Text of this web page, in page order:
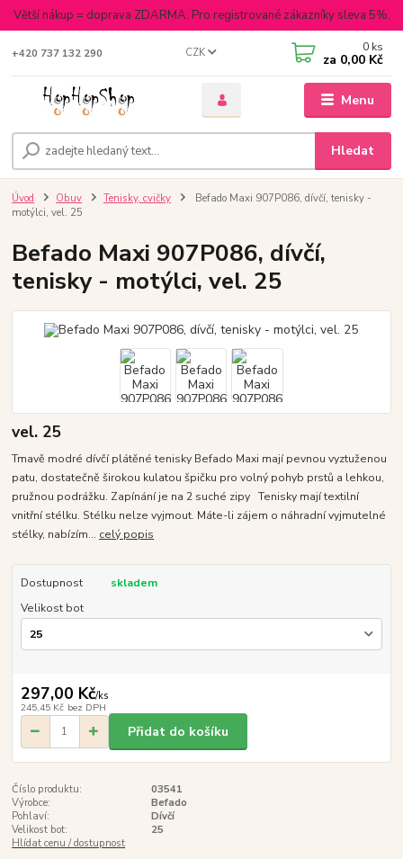
Větší nákup = doprava ZDARMA. Pro registrované zákazníky sleva 5%.
Menu
CZK
Hledat
+420 737 132 290 0 ks
za 0,00 Kč
Úvod Obuv Tenisky, cvičky
Befado Maxi 907P086, dívčí, tenisky -
motýlci, vel. 25
Befado Maxi 907P086, dívčí,
tenisky - motýlci, vel. 25
vel. 25
Tmavě modré dívčí plátěné tenisky Befado Maxi mají pevnou vyztuženou
patu, dostatečně širokou kulatou špičku pro volný pohyb prstů a lehkou,
pružnou podrážku. Zapínání je na 2 suché zipy Tenisky mají textilní
vnitřní stélku. Stélku nelze vyjmout. Máte-li zájem o náhradní vyjmutelné
stélky, nabízím... celý popis
Dostupnost
skladem
Velikost bot
297,00 Kč/ks
245,45 Kč bez DPH
Přidat do košíku
Číslo produktu:
03541
Výrobce:
Befado
Pohlaví:
Dívčí
Velikost bot:
25
Hlídat cenu / dostupnost